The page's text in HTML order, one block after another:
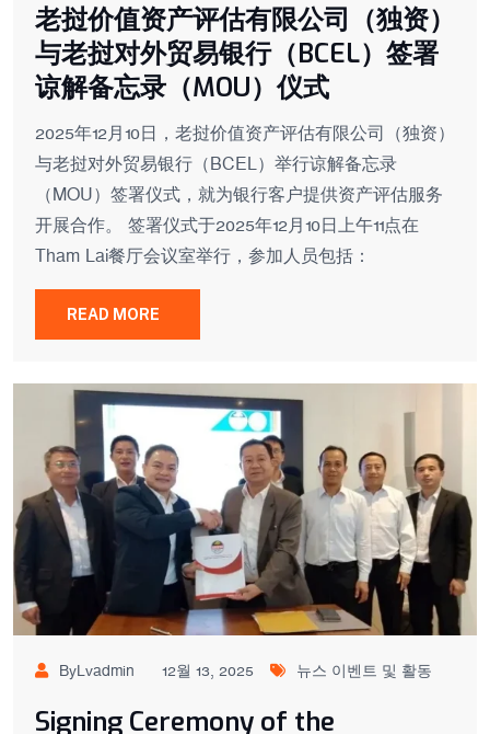
老挝价值资产评估有限公司（独资）
与老挝对外贸易银行（BCEL）签署
谅解备忘录（MOU）仪式
2025年12月10日，老挝价值资产评估有限公司（独资）
与老挝对外贸易银行（BCEL）举行谅解备忘录
（MOU）签署仪式，就为银行客户提供资产评估服务
开展合作。 签署仪式于2025年12月10日上午11点在
Tham Lai餐厅会议室举行，参加人员包括：
READ MORE
ByLvadmin 12월 13, 2025 뉴스 이벤트 및 활동
Signing Ceremony of the